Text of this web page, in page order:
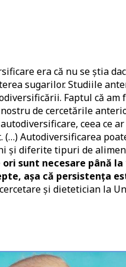
era că nu se știa
sugarilor. Studiile
Faptul că am
de cercetările
ceea ce
Autodiversificarea
și diferite tipuri de
sunt necesare până la
așa că persistența
și dietetician la